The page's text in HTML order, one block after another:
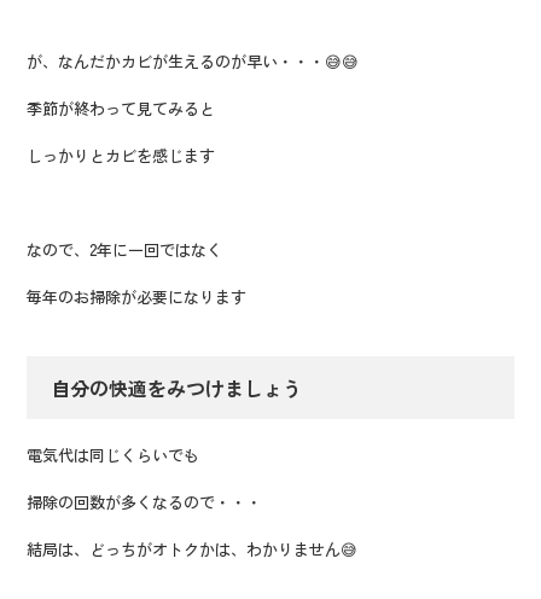
が、なんだかカビが生えるのが早い・・・😅😅
季節が終わって見てみると
しっかりとカビを感じます
なので、2年に一回ではなく
毎年のお掃除が必要になります
自分の快適をみつけましょう
電気代は同じくらいでも
掃除の回数が多くなるので・・・
結局は、どっちがオトクかは、わかりません😅